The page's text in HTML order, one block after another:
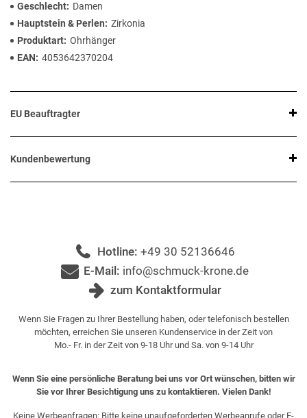
Geschlecht
Damen
Hauptstein & Perlen
Zirkonia
Produktart Ohrhänger
EAN
4053642370204
EU Beauftragter
Kundenbewertung
Hotline: +49 30 52136646
E-Mail: info@schmuck-krone.de
zum Kontaktformular
Wenn Sie Fragen zu Ihrer Bestellung haben, oder telefonisch bestellen
möchten, erreichen Sie unseren Kundenservice in der Zeit von
Mo.- Fr. in der Zeit von 9-18 Uhr und Sa. von 9-14 Uhr
Wenn Sie eine persönliche Beratung bei uns vor Ort wünschen, bitten wir
Sie vor Ihrer Besichtigung uns zu kontaktieren. Vielen Dank!
Keine Werbeanfragen: Bitte keine unaufgeforderten Werbeanrufe oder E-